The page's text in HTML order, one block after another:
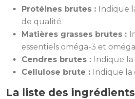
Protéines brutes : Indique
de qualité.
Matières grasses brutes :
essentiels oméga-3 et
Cendres brutes : Indique la
Cellulose brute : Indique la
La liste des